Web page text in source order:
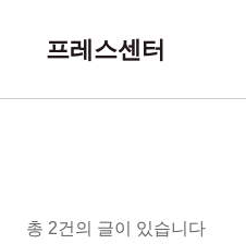
프레스센터
총 2건의 글이 있습니다